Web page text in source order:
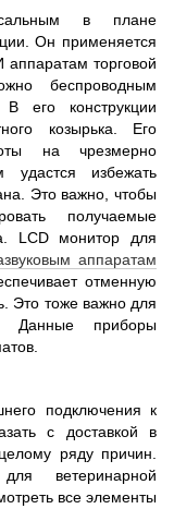
в плане
Он применяется
аппаратам торговой
беспроводным
его конструкции
козырька. Его
на чрезмерно
удастся избежать
Это важно, чтобы
получаемые
LCD монитор для
аппаратам
отменную
Это тоже важно для
Данные приборы
подключения к
с доставкой в
ряду причин.
ветеринарной
все элементы